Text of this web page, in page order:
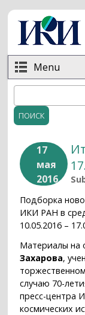
Перейти к
Menu
Форма
17
мая
2016
Подборка
ИКИ РАН в
10.05.2016 –
Материалы на
Захарова,
случаю 70-
пресс-центра
космических